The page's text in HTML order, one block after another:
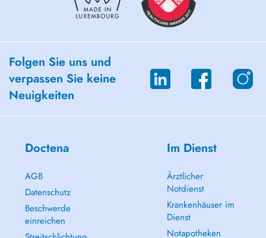
Folgen Sie uns und
verpassen Sie keine
Neuigkeiten
Doctena
AGB
Datenschutz
Beschwerde
einreichen
Im Dienst
Ärztlicher
Notdienst
Krankenhäuser im
Dienst
Notapotheken